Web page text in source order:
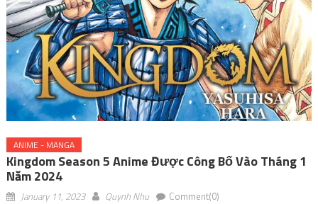
ANIME - MANGA
Kingdom Season 5 Anime Được Công Bố Vào Tháng 1
Năm 2024
January 11, 2023 Quynh Nhu Comment(0)